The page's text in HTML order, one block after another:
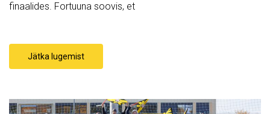
finaalides. Fortuuna soovis, et
Jätka lugemist